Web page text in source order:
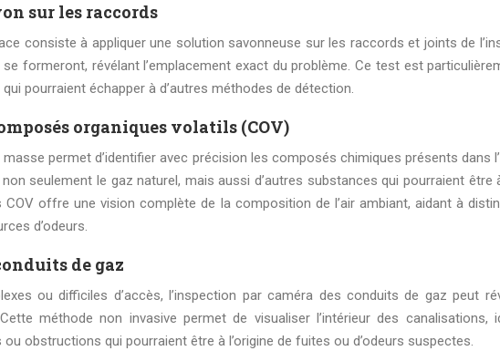
sur les raccords
consiste à appliquer une solution savonneuse sur les raccords et joints de
formeront, révélant l’emplacement exact du problème. Ce test est
pourraient échapper à d’autres méthodes de détection.
organiques volatils (COV)
permet d’identifier avec précision les composés chimiques présents dans
seulement le gaz naturel, mais aussi d’autres substances qui pourraient être
COV offre une vision complète de la composition de l’air ambiant, aidant à
d’odeurs.
de gaz
ou difficiles d’accès, l’inspection par caméra des conduits de gaz peut
méthode non invasive permet de visualiser l’intérieur des canalisations,
obstructions qui pourraient être à l’origine de fuites ou d’odeurs suspectes.